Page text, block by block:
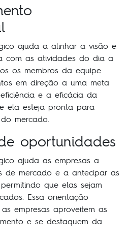
ajuda a alinhar a visão e
com as atividades do dia a
os membros da equipe
em direção a uma meta
e a eficácia da
ela esteja pronta para
mercado.
oportunidades
ajuda as empresas a
de mercado e a antecipar as
que elas sejam
Essa orientação
empresas aproveitem as
e se destaquem da